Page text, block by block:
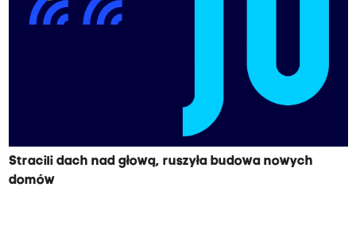
Stracili dach nad głową, ruszyła budowa nowych
domów